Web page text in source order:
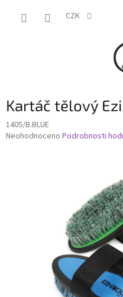
CZK
Kartáč tělový
1405/B.BLUE
Průměrné
Neohodnoceno Podrobnosti